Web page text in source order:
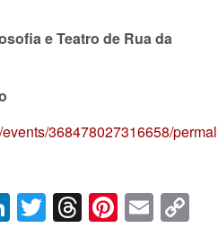
e Teatro de Rua da
368478027316658/
LinkedIn
Twitter
Threads